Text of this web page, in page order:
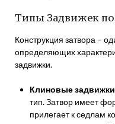
Типы Задвижек по
Конструкция затвора –
определяющих
задвижки.
Клиновые
тип. Затвор имеет
прилегает к седлам